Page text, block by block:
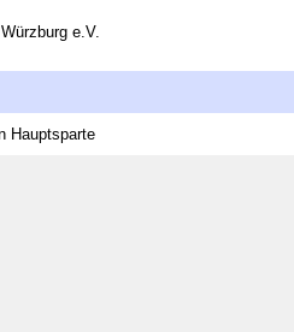
e.V.
Hauptsparte